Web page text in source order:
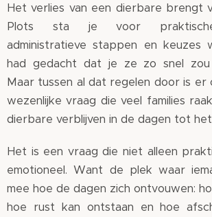
Het verlies van een dierbare brengt
Plots sta je voor praktische
administratieve stappen en keuzes
had gedacht dat je ze zo snel zou
Maar tussen al dat regelen door is er
wezenlijke vraag die veel families
dierbare verblijven in de dagen tot
Het is een vraag die niet alleen
emotioneel. Want de plek waar
mee hoe de dagen zich ontvouwen:
hoe rust kan ontstaan en hoe